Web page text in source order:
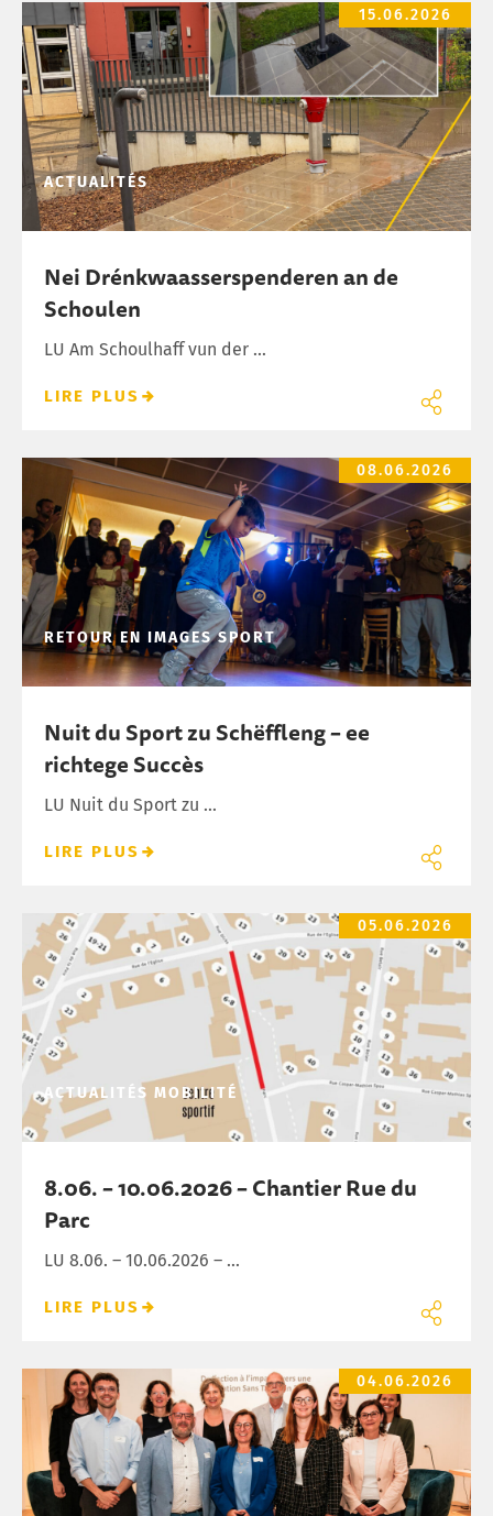
Nei Drénkwaasserspenderen an de Schoulen 15.06.2026
ACTUALITÉS
Nei Drénkwaasserspenderen an de
Schoulen
LU Am Schoulhaff vun der ...
LIRE PLUS
Nuit du Sport zu Schëffleng – ee richtege Succès08.06.2026
RETOUR EN IMAGES SPORT
Nuit du Sport zu Schëffleng – ee
richtege Succès
LU Nuit du Sport zu ...
LIRE PLUS
8.06. – 10.06.2026 – Chantier Rue du Parc 05.06.2026
ACTUALITÉS MOBILITÉ
8.06. – 10.06.2026 – Chantier Rue du
Parc
LU 8.06. – 10.06.2026 – ...
LIRE PLUS
3 Joer „Commune sans Tabac“ 04.06.2026